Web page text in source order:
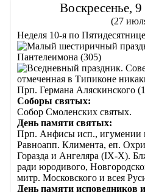
Воскресенье, 9
(27
Неделя 10-я по Пятидесятнице
Пантелеимона (305)
Прп. Германа Аляскинского
Соборы святых:
Собор Смоленских святых.
День памяти святых:
Прп. Анфисы исп., игумении
Равноапп. Климента, еп.
Горазда и Ангеляра (IX-X).
ради юродивого,
митр. Московского и всея
День памяти исповедников